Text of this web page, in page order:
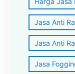
Jasa Anti
Jasa Anti
Jasa